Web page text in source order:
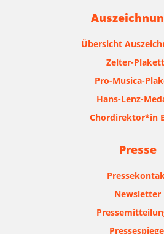
Übersicht
Zelter-
Pro-Musica-
Hans-Lenz-
Chordirektor*in
Presse
Newsletter